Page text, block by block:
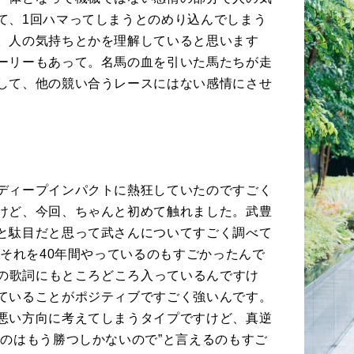
、 1 回ハマってしまうとのめり込んでしまう
人の気持ちとかを理解していると思います
リーもあって。名馬の血を引いた馬たちが走
て、他の競い合うレースにはない感情にさせ
ープインパクトに熱狂していたのですごく
ど、今回、ちゃんと初めて触れました。武豊
目だと思って武さんについてすごく調べて
れを40年間やっているのもすごかったんで
歌詞にもところどころ入っているんですけ
ることがポジティブですごく強いんです。
い方向に考えてしまうタイプですけど、真逆
はもう勝つしかないので”と言えるのもすご